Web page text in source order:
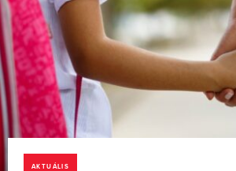
AKTUÁLIS